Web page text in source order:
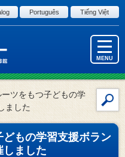
Português
Tiếng Việt
MENU
イ
ト
ツをもつ子どもの学
ました
もの学習支援ボラン
しました